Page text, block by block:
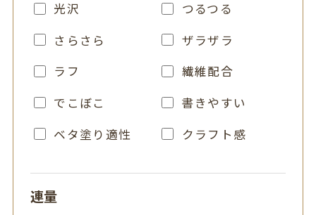
光沢
つるつる
さらさら
ザラザラ
ラフ
繊維配合
でこぼこ
書きやすい
ベタ塗り適性
クラフト感
連量